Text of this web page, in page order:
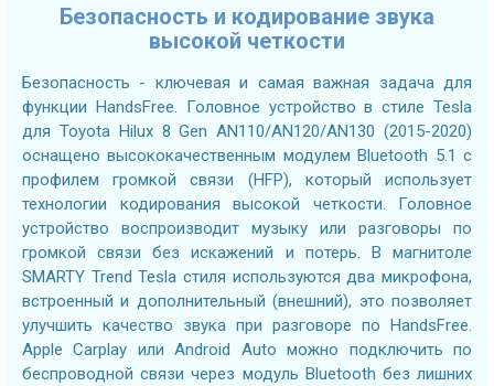
Безопасность и кодирование звука
высокой четкости
Безопасность - ключевая и самая важная задача для
функции HandsFree. Головное устройство в стиле Tesla
для Toyota Hilux 8 Gen AN110/AN120/AN130 (2015-2020)
оснащено высококачественным модулем Bluetooth 5.1 с
профилем громкой связи (HFP), который использует
технологии кодирования высокой четкости. Головное
устройство воспроизводит музыку или разговоры по
громкой связи без искажений и потерь. В магнитоле
SMARTY Trend Tesla стиля используются два микрофона,
встроенный и дополнительный (внешний), это позволяет
улучшить качество звука при разговоре по HandsFree.
Apple Carplay или Android Auto можно подключить по
беспроводной связи через модуль Bluetooth без лишних